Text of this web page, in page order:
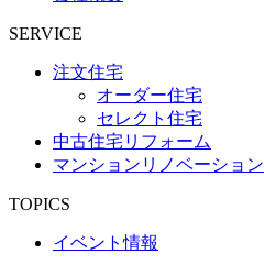
SERVICE
注文住宅
オーダー住宅
セレクト住宅
中古住宅リフォーム
マンションリノベーション
TOPICS
イベント情報